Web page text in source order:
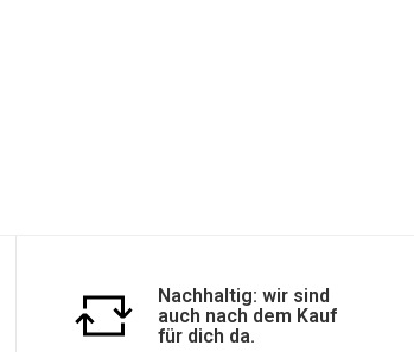
Nachhaltig: wir sind
auch nach dem Kauf
für dich da.